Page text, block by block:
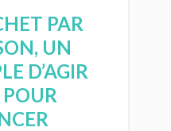
PAR
UN
D’AGIR